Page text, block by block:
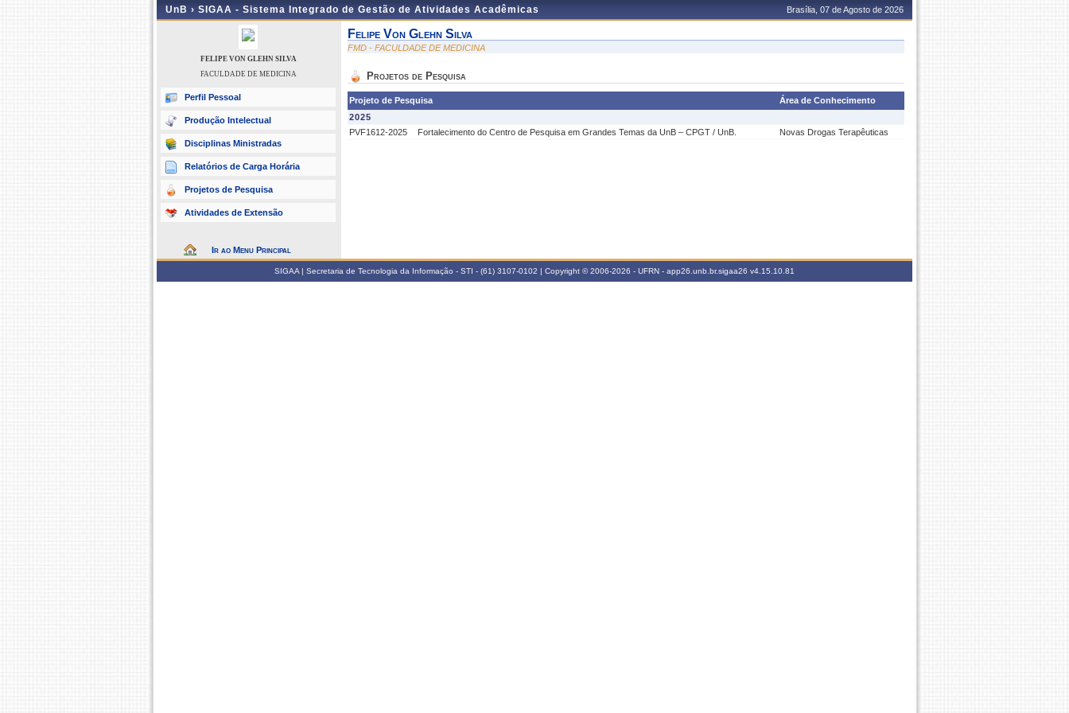
UnB › SIGAA - Sistema Integrado de Gestão de Atividades Acadêmicas Brasília, 07 de Agosto de 2026
FELIPE VON GLEHN SILVA
FACULDADE DE MEDICINA
Perfil Pessoal
Produção Intelectual
Disciplinas Ministradas
Relatórios de Carga Horária
Projetos de Pesquisa
Atividades de Extensão
Ir ao Menu Principal
Felipe Von Glehn Silva
FMD - FACULDADE DE MEDICINA
Projetos de Pesquisa
Projeto de Pesquisa
Área de Conhecimento
2025
PVF1612-2025
Fortalecimento do Centro de Pesquisa em Grandes Temas da UnB – CPGT / UnB. Novas Drogas Terapêuticas
SIGAA | Secretaria de Tecnologia da Informação - STI - (61) 3107-0102 | Copyright © 2006-2026 - UFRN - app26.unb.br.sigaa26 v4.15.10.81